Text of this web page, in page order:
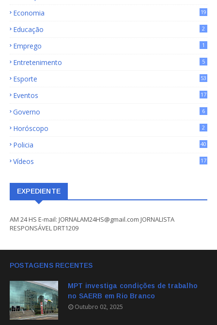
Economia
19
Educação 2
Emprego 1
Entretenimento 5
Esporte 53
Eventos 17
Governo 6
Horóscopo 2
Policia 40
Vídeos 17
EXPEDIENTE
AM 24 HS E-mail: JORNALAM24HS@gmail.com JORNALISTA
RESPONSÁVEL DRT1209
POSTAGENS RECENTES
MPT investiga condições de trabalho
no SAERB em Rio Branco
Outubro 02, 2025